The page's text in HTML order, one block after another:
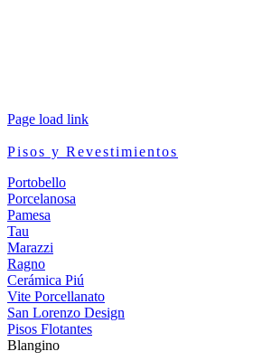
Page load link
Pisos y Revestimientos
Portobello
Porcelanosa
Pamesa
Tau
Marazzi
Ragno
Cerámica Piú
Vite Porcellanato
San Lorenzo Design
Pisos Flotantes
Blangino